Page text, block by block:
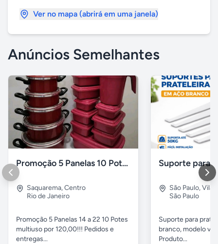
Ver no mapa (abrirá em uma janela)
Anúncios Semelhantes
Promoção 5 Panelas 10 Potes Multiuso
Saquarema,Centro
Rio de Janeiro
Promoção 5 Panelas 14 a 22 10 Potes
multiuso por 120,00!!! Pedidos e
entregas...
São Paulo,Vila
São Paulo
Suporte para
branco, modelo
Produto...